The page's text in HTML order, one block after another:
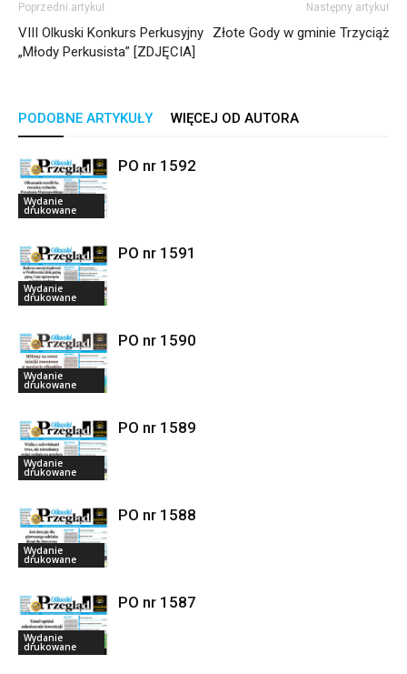
Poprzedni artykuł
VIII Olkuski Konkurs Perkusyjny
„Młody Perkusista” [ZDJĘCIA]
Następny artykuł
Złote Gody w gminie Trzyciąż
PODOBNE ARTYKUŁY WIĘCEJ OD AUTORA
Wydanie
drukowane
PO nr 1592
Wydanie
drukowane
PO nr 1591
Wydanie
drukowane
PO nr 1590
Wydanie
drukowane
PO nr 1589
Wydanie
drukowane
PO nr 1588
Wydanie
drukowane
PO nr 1587